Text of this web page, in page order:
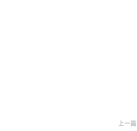
上一